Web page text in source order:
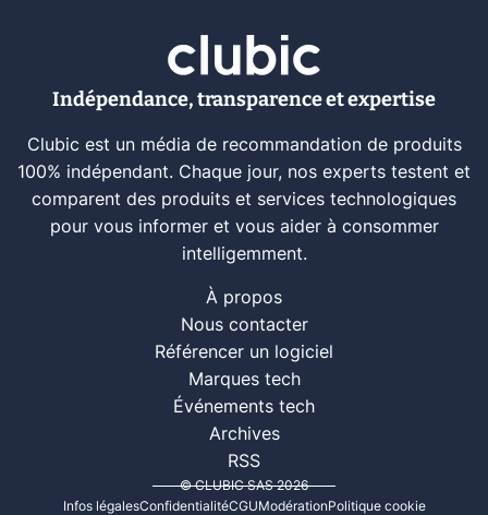
Indépendance, transparence et expertise
Clubic est un média de recommandation de produits
100% indépendant. Chaque jour, nos experts testent et
comparent des produits et services technologiques
pour vous informer et vous aider à consommer
intelligemment.
À propos
Nous contacter
Référencer un logiciel
Marques tech
Événements tech
Archives
RSS
© CLUBIC SAS 2026
Infos légalesConfidentialitéCGUModérationPolitique cookie